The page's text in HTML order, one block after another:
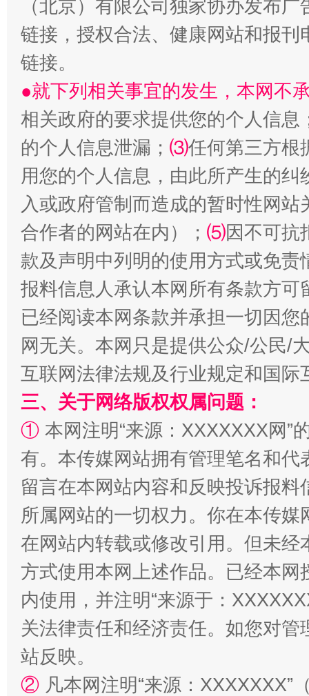
揭开“小金库”的免责幌子
受贿1.44亿！段成刚被判无期 从幼
全民健身五年计划来了！等你上场
阿坝州三大球赛在茂县开幕 规模
（北京）有限公司独家协办发布
链接，授权合法、健康网站和报
链接。
●就下列相关事宜的发生，本网不
相关政府的要求提供您的个人信息
的个人信息泄漏； ⑶任何第三方根
用您的个人信息，由此所产生的纠
入或政府管制而造成的暂时性网
合作者的网站在内）； ⑸因不可抗
款及声明中列明的使用方式或免责
报料信息人承认本网所有条款方
已经阅读本网条款并承担一切因
网无关。本网只是提供公众/公民/
互联网法律法规及行业规定和国
三、关于网络版权权属问题：
① 本网注明“来源：XXXXXXX网”
有。本传媒网站拥有管理笔名和
留言在本网站内容和反映投诉报
所属网站的一切权力。你在本传
在网站内转载或修改引用。但未
方式使用本网上述作品。已经本
内使用，并注明“来源于：
关法律责任和经济责任。如您对
站反映。
② 凡本网注明“来源：